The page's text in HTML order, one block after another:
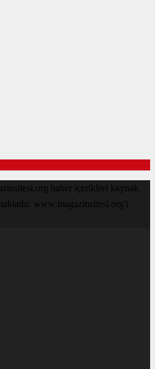
haber içerikleri kaynak
www.magazinsitesi.org'i